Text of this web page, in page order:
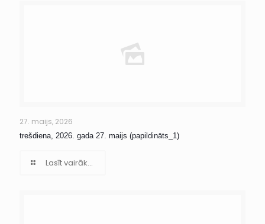
27. maijs, 2026
trešdiena, 2026. gada 27. maijs (papildināts_1)
Lasīt vairāk...